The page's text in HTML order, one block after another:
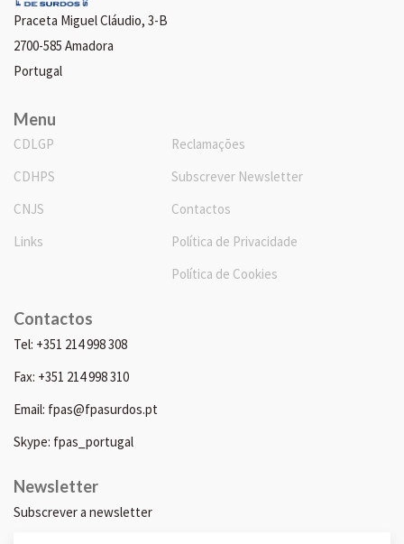
Praceta Miguel Cláudio, 3-B
2700-585 Amadora
Portugal
Menu
CDLGP
CDHPS
CNJS
Links
Reclamações
Subscrever Newsletter
Contactos
Política de Privacidade
Política de Cookies
Contactos
Tel: +351 214 998 308
Fax: +351 214 998 310
Email: fpas@fpasurdos.pt
Skype: fpas_portugal
Newsletter
Subscrever a newsletter